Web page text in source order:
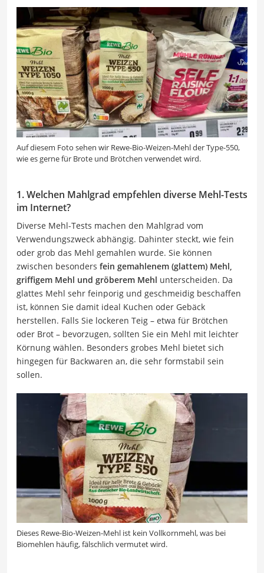
Auf diesem Foto sehen wir Rewe-Bio-Weizen-Mehl der Type-550,
wie es gerne für Brote und Brötchen verwendet wird.
1. Welchen Mahlgrad empfehlen diverse Mehl-Tests
im Internet?
Diverse Mehl-Tests machen den Mahlgrad vom
Verwendungszweck abhängig. Dahinter steckt, wie fein
oder grob das Mehl gemahlen wurde. Sie können
zwischen besonders fein gemahlenem (glattem) Mehl,
griffigem Mehl und gröberem Mehl unterscheiden. Da
glattes Mehl sehr feinporig und geschmeidig beschaffen
ist, können Sie damit ideal Kuchen oder Gebäck
herstellen. Falls Sie lockeren Teig – etwa für Brötchen
oder Brot – bevorzugen, sollten Sie ein Mehl mit leichter
Körnung wählen. Besonders grobes Mehl bietet sich
hingegen für Backwaren an, die sehr formstabil sein
sollen.
Dieses Rewe-Bio-Weizen-Mehl ist kein Vollkornmehl, was bei
Biomehlen häufig, fälschlich vermutet wird.